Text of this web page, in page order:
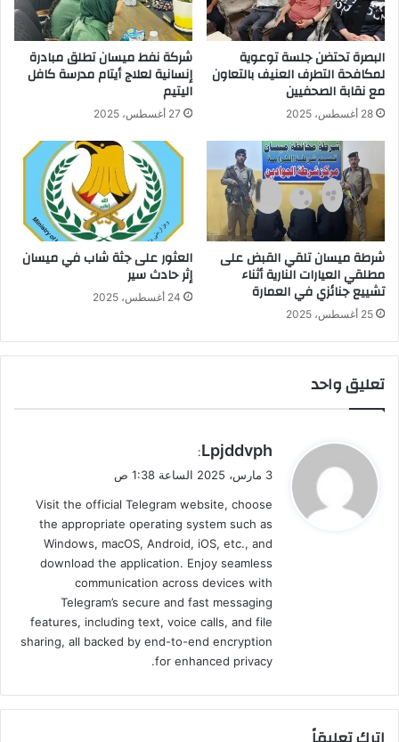
البصرة تحتضن جلسة توعوية
لمكافحة التطرف العنيف بالتعاون
مع نقابة الصحفيين
28 أغسطس، 2025
شركة نفط ميسان تطلق مبادرة
إنسانية لعلاج أيتام مدرسة كافل
اليتيم
27 أغسطس، 2025
شرطة ميسان تلقي القبض على
مطلقي العيارات النارية أثناء
تشييع جنائزي في العمارة
25 أغسطس، 2025
العثور على جثة شاب في ميسان
إثر حادث سير
24 أغسطس، 2025
تعليق واحد
ي
ق
ل
Lpjddvph
:
3 مارس، 2025 الساعة 1:38 ص
Visit the official Telegram website, choose
the appropriate operating system such as
Windows, macOS, Android, iOS, etc., and
download the application. Enjoy seamless
communication across devices with
Telegram’s secure and fast messaging
features, including text, voice calls, and file
sharing, all backed by end-to-end encryption
for enhanced privacy.